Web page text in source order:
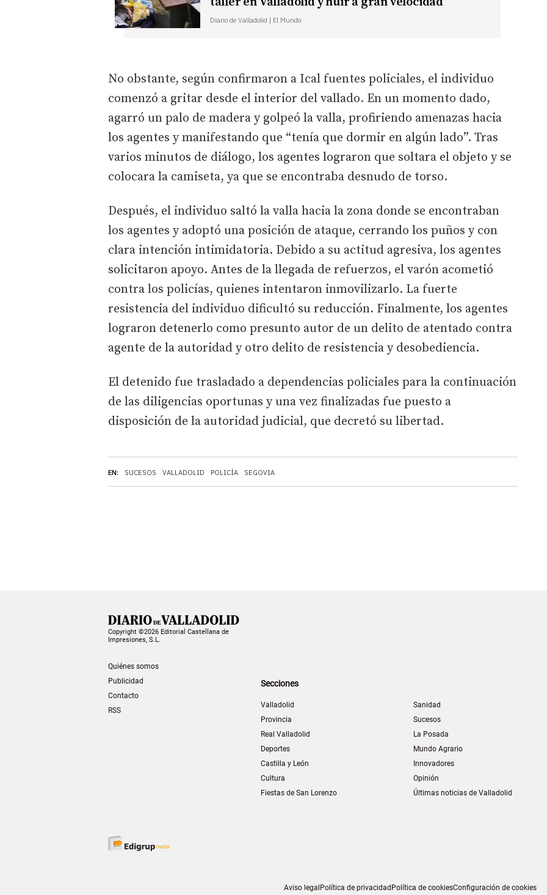
EN: SUCESOS VALLADOLID POLICÍA SEGOVIA
Diario de Valladolid | El Mundo
No obstante, según confirmaron a Ical fuentes policiales, el individuo
comenzó a gritar desde el interior del vallado. En un momento dado,
agarró un palo de madera y golpeó la valla, profiriendo amenazas hacia
los agentes y manifestando que “tenía que dormir en algún lado”. Tras
varios minutos de diálogo, los agentes lograron que soltara el objeto y se
colocara la camiseta, ya que se encontraba desnudo de torso.
Después, el individuo saltó la valla hacia la zona donde se encontraban
los agentes y adoptó una posición de ataque, cerrando los puños y con
clara intención intimidatoria. Debido a su actitud agresiva, los agentes
solicitaron apoyo. Antes de la llegada de refuerzos, el varón acometió
contra los policías, quienes intentaron inmovilizarlo. La fuerte
resistencia del individuo dificultó su reducción. Finalmente, los agentes
lograron detenerlo como presunto autor de un delito de atentado contra
agente de la autoridad y otro delito de resistencia y desobediencia.
El detenido fue trasladado a dependencias policiales para la continuación
de las diligencias oportunas y una vez finalizadas fue puesto a
disposición de la autoridad judicial, que decretó su libertad.
Copyright ©2026 Editorial Castellana de
Impresiones, S.L.
Quiénes somos
Publicidad
Contacto
RSS
Secciones
Valladolid
Provincia
Real Valladolid
Deportes
Castilla y León
Cultura
Fiestas de San Lorenzo
Sanidad
Sucesos
La Posada
Mundo Agrario
Innovadores
Opinión
Últimas noticias de Valladolid
Aviso legal Política de privacidad Política de cookiesConfiguración de cookies